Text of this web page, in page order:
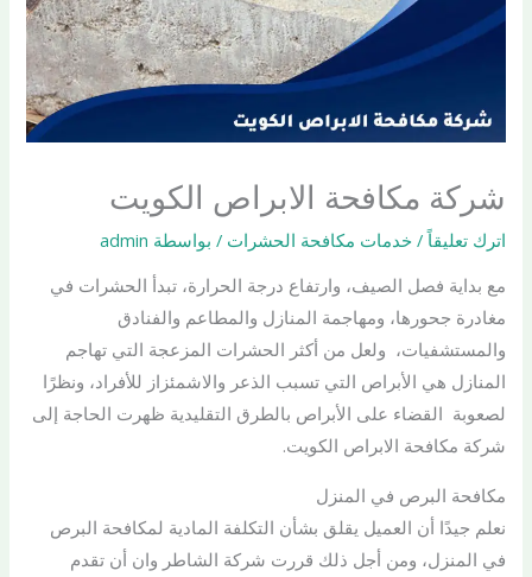
شركة مكافحة الابراص الكويت
اترك تعليقاً /خدمات مكافحة الحشرات / بواسطة admin
مع بداية فصل الصيف، وارتفاع درجة الحرارة، تبدأ الحشرات في
مغادرة جحورها، ومهاجمة المنازل والمطاعم والفنادق
والمستشفيات، ولعل من أكثر الحشرات المزعجة التي تهاجم
المنازل هي الأبراص التي تسبب الذعر والاشمئزاز للأفراد، ونظرًا
لصعوبة القضاء على الأبراص بالطرق التقليدية ظهرت الحاجة إلى
شركة مكافحة الابراص الكويت.
مكافحة البرص في المنزل
نعلم جيدًا أن العميل يقلق بشأن التكلفة المادية لمكافحة البرص
في المنزل، ومن أجل ذلك قررت شركة الشاطر وان أن تقدم